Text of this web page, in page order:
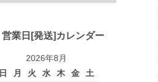
営業日[発送]カレンダー
2026年8月
日
月 火 水 木 金
土